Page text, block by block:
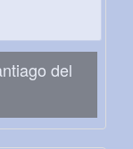
del